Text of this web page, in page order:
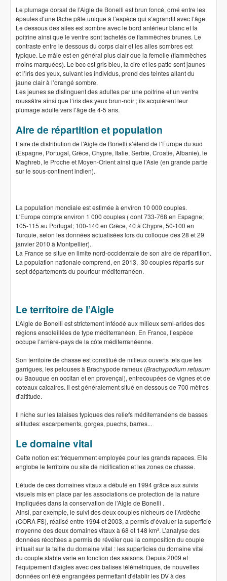
Le plumage dorsal de l’Aigle de Bonelli est brun foncé, orné entre les
épaules d’une tâche pâle unique à l’espèce qui s’agrandit avec l’âge.
Le dessous des ailes est sombre avec le bord antérieur blanc et la
poitrine ainsi que le ventre sont tachetés de flammèches brunes. Le
contraste entre le dessous du corps clair et les ailes sombres est
typique. Le mâle est en général plus clair que la femelle (flammèches
moins marquées). Le bec est gris bleu, la cire et les patte sont jaunes
et l’iris des yeux, suivant les individus, prend des teintes allant du
jaune clair à l’orangé sombre.
Les jeunes se distinguent des adultes par une poitrine et un ventre
roussâtre ainsi que l’iris des yeux brun-noir ; ils acquièrent leur
plumage adulte vers l’âge de 4-5 ans.
Aire de répartition et population
L’aire de distribution de l’Aigle de Bonelli s’étend de l’Europe du sud
(Espagne, Portugal, Grèce, Chypre, Italie, Serbie, Croatie, Albanie), le
Maghreb, le Proche et Moyen-Orient ainsi que l’Asie (en grande partie
sur le sous-continent indien).
La population mondiale est estimée à environ 10 000 couples.
L'Europe compte environ 1 000 couples ( dont 733-768 en Espagne;
105-115 au Portugal; 100-140 en Grèce, 40 à Chypre, 50-100 en
Turquie, selon les données actualisées lors du colloque des 28 et 29
janvier 2010 à Montpellier).
La France se situe en limite nord-occidentale de son aire de répartition.
La population nationale comprend, en 2013, 30 couples répartis sur
sept départements du pourtour méditerranéen.
Le territoire de l’Aigle
L’Aigle de Bonelli est strictement inféodé aux milieux semi-arides des
régions ensoleillées de type méditerranéen. En France, l’espèce
occupe l’arrière-pays de la côte méditerranéenne.
Son territoire de chasse est constitué de milieux ouverts tels que les
garrigues, les pelouses à Brachypode rameux (Brachypodium retusum
ou Baouque en occitan et en provençal), entrecoupées de vignes et de
coteaux calcaires. Il est généralement situé en dessous de 700 mètres
d'altitude.
Il niche sur les falaises typiques des reliefs méditerranéens de basses
altitudes: escarpements, gorges, puechs, barres...
Le domaine vital
Cette notion est fréquemment employée pour les grands rapaces. Elle
englobe le territoire ou site de nidification et les zones de chasse.
L’étude de ces domaines vitaux a débuté en 1994 grâce aux suivis
visuels mis en place par les associations de protection de la nature
impliquées dans la conservation de l’Aigle de Bonelli .
Ainsi, par exemple, le suivi des deux couples nicheurs de l’Ardèche
(CORA FS), réalisé entre 1994 et 2003, a permis d’évaluer la superficie
moyenne des deux domaines vitaux à 68 et 148 km². L’analyse des
données récoltées a permis de révéler que la composition du couple
influait sur la taille du domaine vital : les superficies du domaine vital
du couple stable varie en fonction des saisons. Depuis 2009 et
l'équipement d'aigles avec des balises télémétriques, de nouvelles
données ont été engrangées permettant d'établir les DV à des